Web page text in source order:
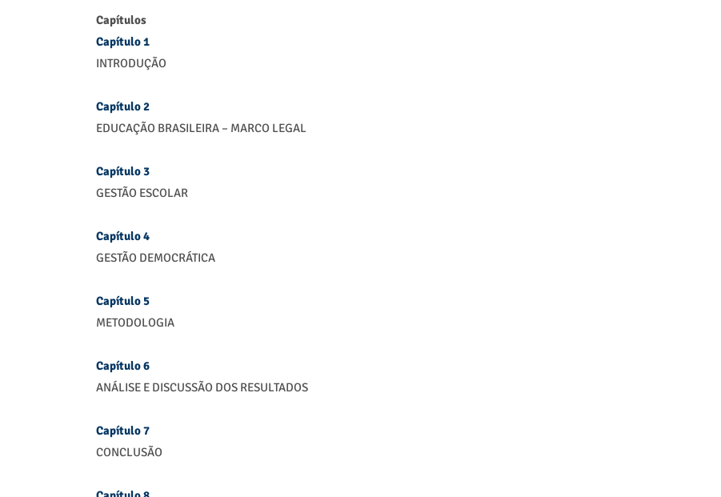
Capítulos
Capítulo 1
INTRODUÇÃO
Capítulo 2
EDUCAÇÃO BRASILEIRA – MARCO LEGAL
Capítulo 3
GESTÃO ESCOLAR
Capítulo 4
GESTÃO DEMOCRÁTICA
Capítulo 5
METODOLOGIA
Capítulo 6
ANÁLISE E DISCUSSÃO DOS RESULTADOS
Capítulo 7
CONCLUSÃO